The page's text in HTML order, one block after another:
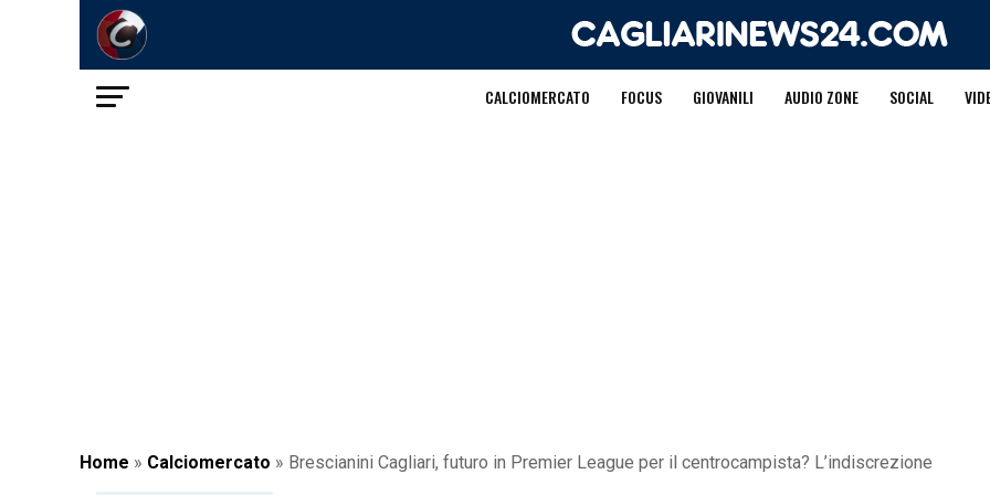
CALCIOMERCATO FOCUS GIOVANILI AUDIO ZONE SOCIAL
Home » Calciomercato » Brescianini Cagliari, futuro in Premier League per il centrocampista? L’indiscrezione